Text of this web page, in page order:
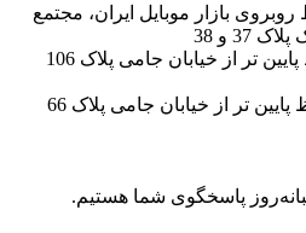
بازار موبایل ایران، مجتمع
و 38
شعبه دو : تهران خیابان حافظ پایین تر از خیابان جامی پلاک 106
شعبه سه : تهران خیابان حافظ پایین تر از خیابان جامی پلاک 66